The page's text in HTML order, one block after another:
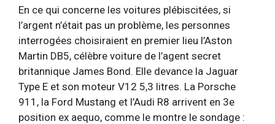
En ce qui concerne les voitures plébiscitées, si
l’argent n’était pas un problème, les personnes
interrogées choisiraient en premier lieu l’Aston
Martin DB5, célèbre voiture de l’agent secret
britannique James Bond. Elle devance la Jaguar
Type E et son moteur V12 5,3 litres. La Porsche
911, la Ford Mustang et l’Audi R8 arrivent en 3e
position ex aequo, comme le montre le sondage :